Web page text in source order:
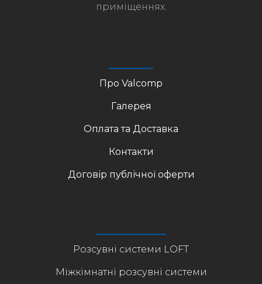
приміщеннях.
Про Valcomp
Галерея
Оплата та Доставка
Контакти
Договір публічної оферти
Розсувні системи LOFT
Міжкімнатні розсувні системи